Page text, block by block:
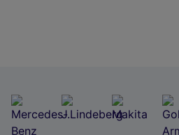
und Verbesserung von Angeboten.
Liste der Partner (Lieferanten)